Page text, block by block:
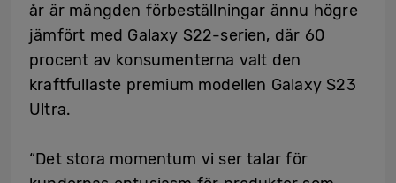
år är mängden förbeställningar ännu högre
jämfört med Galaxy S22-serien, där 60
procent av konsumenterna valt den
kraftfullaste premium modellen Galaxy S23
Ultra.
“Det stora momentum vi ser talar för